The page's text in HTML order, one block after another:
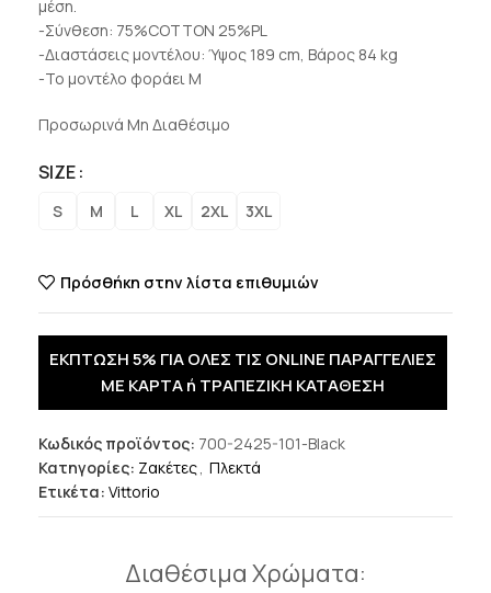
μέση.
-Σύνθεση: 75%COTTON 25%PL
-Διαστάσεις μοντέλου: Ύψος 189 cm, Βάρος 84 kg
-Το μοντέλο φοράει Μ
Προσωρινά Μη Διαθέσιμο
SIZE
S M L XL 2XL 3XL
Πρόσθήκη στην λίστα επιθυμιών
ΕΚΠΤΩΣΗ 5% ΓΙΑ ΟΛΕΣ ΤΙΣ ONLINE ΠΑΡΑΓΓΕΛΙΕΣ
ΜΕ ΚΑΡΤΑ ή ΤΡΑΠΕΖΙΚΗ ΚΑΤΑΘΕΣΗ
Κωδικός προϊόντος: 700-2425-101-Black
Κατηγορίες: Ζακέτες, Πλεκτά
Ετικέτα: Vittorio
Διαθέσιμα Χρώματα: